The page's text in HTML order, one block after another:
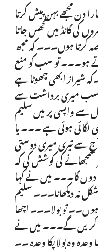
دن مجھے بہن پیش کرتا
گانڈ میں گھس جاتا
ہوں۔۔۔ کہ مجھ
ہو۔۔۔ تو سب کو منع
شیراز ابھی چھوٹا ہے
سب میری برداشت سے
سے واپسی پر میں سلیم
لگائی ہوئی ہے ۔۔۔ یا
سے تیری میری دوستی
کی کوشش کی کہ
گا۔۔۔ میں نے کہا
نہ دیکھانا۔۔۔ سلیم
تو بولا۔۔۔ اچھا
کریں گے۔۔۔ میں نے
وعدہ وہ بولا پکا وعدہ ۔۔